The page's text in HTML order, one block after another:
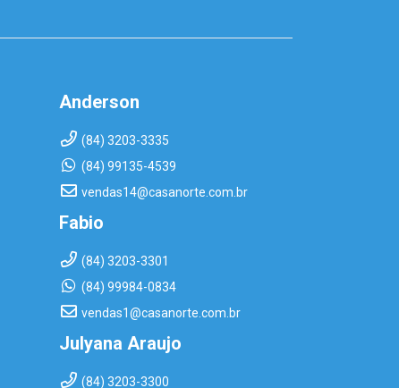
Anderson
(84) 3203-3335
(84) 99135-4539
vendas14@casanorte.com.br
Fabio
(84) 3203-3301
(84) 99984-0834
vendas1@casanorte.com.br
Julyana Araujo
(84) 3203-3300